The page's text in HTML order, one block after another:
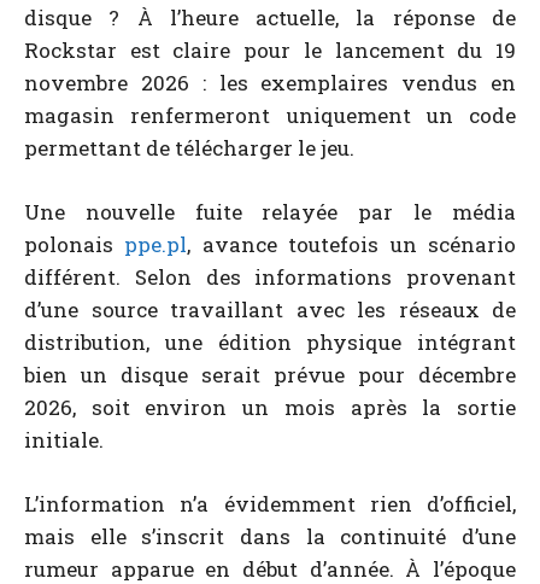
disque ? À l’heure actuelle, la réponse de
Rockstar est claire pour le lancement du 19
novembre 2026 : les exemplaires vendus en
magasin renfermeront uniquement un code
permettant de télécharger le jeu.
Une nouvelle fuite relayée par le média
polonais ppe.pl, avance toutefois un scénario
différent. Selon des informations provenant
d’une source travaillant avec les réseaux de
distribution, une édition physique intégrant
bien un disque serait prévue pour décembre
2026, soit environ un mois après la sortie
initiale.
L’information n’a évidemment rien d’officiel,
mais elle s’inscrit dans la continuité d’une
rumeur apparue en début d’année. À l’époque